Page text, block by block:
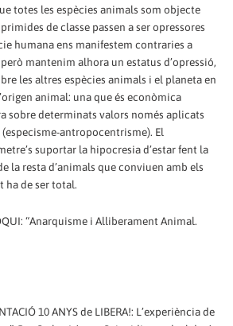
totes les espècies animals som objecte
de classe passen a ser opressores
humana ens manifestem contraries a
mantenim alhora un estatus d’opressió,
les altres espècies animals i el planeta en
animal: una que és econòmica
sobre determinats valors només aplicats
antropocentrisme). El
suportar la hipocresia d’estar fent la
la resta d’animals que conviuen amb els
ha de ser total.
“Anarquisme i Alliberament Animal.
10 ANYS de LIBERA!: L’experiència de